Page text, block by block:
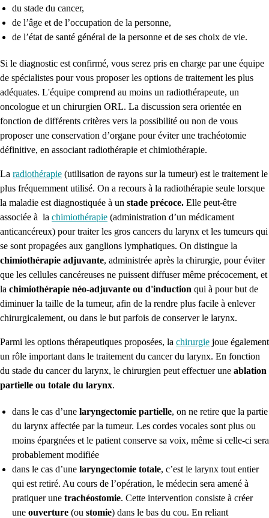
du stade du cancer,
de l’âge et de l’occupation de la personne,
de l’état de santé général de la personne et de ses choix de vie.
Si le diagnostic est confirmé, vous serez pris en charge par une équipe
de spécialistes pour vous proposer les options de traitement les plus
adéquates. L'équipe comprend au moins un radiothérapeute, un
oncologue et un chirurgien ORL. La discussion sera orientée en
fonction de différents critères vers la possibilité ou non de vous
proposer une conservation d’organe pour éviter une trachéotomie
définitive, en associant radiothérapie et chimiothérapie.
La radiothérapie (utilisation de rayons sur la tumeur) est le traitement le
plus fréquemment utilisé. On a recours à la radiothérapie seule lorsque
la maladie est diagnostiquée à un stade précoce. Elle peut-être
associée à la chimiothérapie (administration d’un médicament
anticancéreux) pour traiter les gros cancers du larynx et les tumeurs qui
se sont propagées aux ganglions lymphatiques. On distingue la
chimiothérapie adjuvante, administrée après la chirurgie, pour éviter
que les cellules cancéreuses ne puissent diffuser même précocement, et
la chimiothérapie néo-adjuvante ou d'induction qui à pour but de
diminuer la taille de la tumeur, afin de la rendre plus facile à enlever
chirurgicalement, ou dans le but parfois de conserver le larynx.
Parmi les options thérapeutiques proposées, la chirurgie joue également
un rôle important dans le traitement du cancer du larynx. En fonction
du stade du cancer du larynx, le chirurgien peut effectuer une ablation
partielle ou totale du larynx.
dans le cas d’une laryngectomie partielle, on ne retire que la partie
du larynx affectée par la tumeur. Les cordes vocales sont plus ou
moins épargnées et le patient conserve sa voix, même si celle-ci sera
probablement modifiée
dans le cas d’une laryngectomie totale, c’est le larynx tout entier
qui est retiré. Au cours de l’opération, le médecin sera amené à
pratiquer une trachéostomie. Cette intervention consiste à créer
une ouverture (ou stomie) dans le bas du cou. En reliant